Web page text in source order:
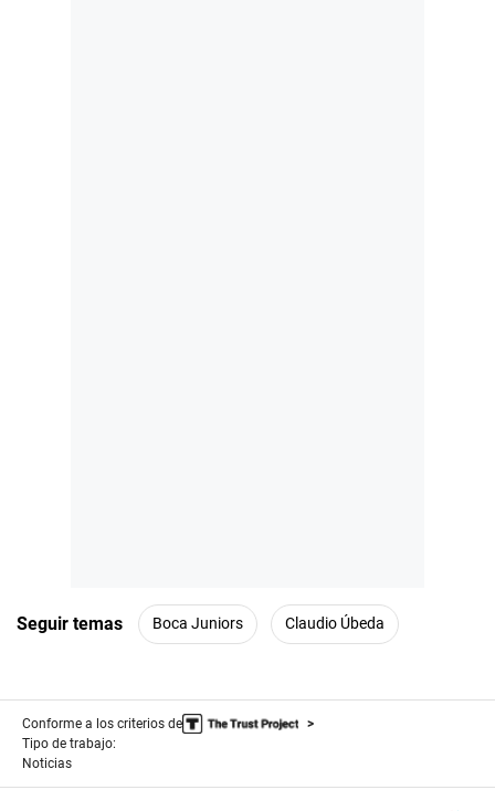
Seguir temas Boca Juniors Claudio Úbeda
Conforme a los criterios de
Tipo de trabajo:
Noticias